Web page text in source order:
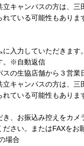
ャンパスの方は、三田
いる可能性もあります
入力していただきます。
。※自動返信
の生協店舗から３営
ャンパスの方は、三田
いる可能性もあります
お振込み控えをカメ
い。またはFAXをお願
場合